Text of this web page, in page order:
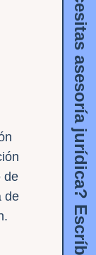
de
de